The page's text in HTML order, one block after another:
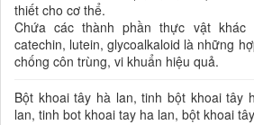
thiết cho cơ thể.
Chứa các thành phần thực vật khác
catechin, lutein, glycoalkaloid là những
chống côn trùng, vi khuẩn hiệu quả.
Bột khoai tây hà lan, tinh bột khoai tây
lan, tinh bot khoai tay ha lan, bột khoai